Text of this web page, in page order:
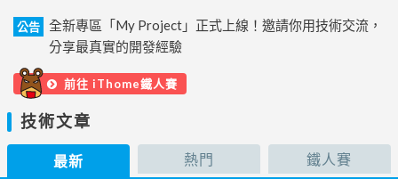
公告
全新專區「My Project」正式上線！邀請你用技術交流，
分享最真實的開發經驗
前往 iThome鐵人賽
技術文章
最新 熱門 鐵人賽